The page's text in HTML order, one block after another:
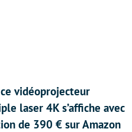
vidéoprojecteur
laser 4K s’affiche avec
de 390 € sur Amazon